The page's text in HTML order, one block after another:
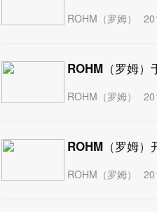
ROHM（罗姆）
ROHM（罗姆）
ROHM（罗姆）
ROHM（罗姆）
ROHM（罗姆）